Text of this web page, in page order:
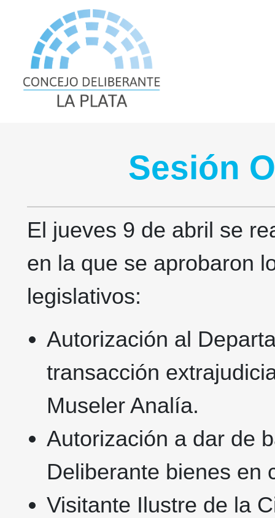
Sesión
El jueves 9 de abril se
en la que se aprobaron
legislativos:
Autorización al
transacción
Museler Analía.
Autorización a dar de
Deliberante bienes en
Visitante Ilustre de la